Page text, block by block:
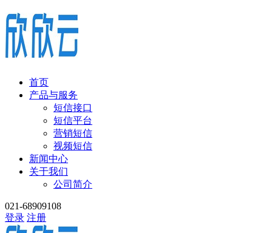
首页
产品与服务
短信接口
短信平台
营销短信
视频短信
新闻中心
关于我们
公司简介
021-68909108
登录 注册